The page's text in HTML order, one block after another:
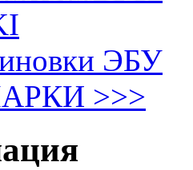
ЭБУ
>>>